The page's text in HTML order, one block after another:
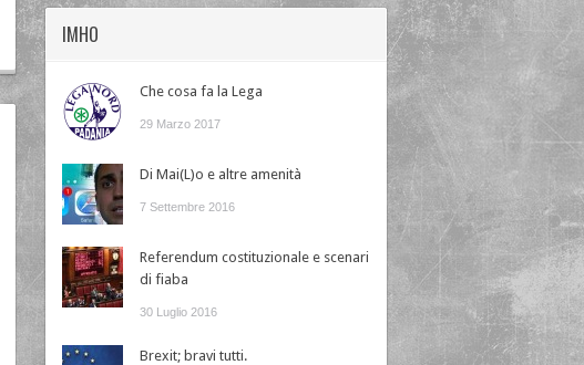
IMHO
Che cosa fa la Lega
29 Marzo 2017
Di Mai(L)o e altre amenità
7 Settembre 2016
Referendum costituzionale e scenari
di fiaba
30 Luglio 2016
Brexit; bravi tutti.